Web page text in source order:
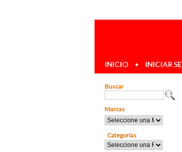
INICIO • INICIAR
Buscar
Marcas
Categorías